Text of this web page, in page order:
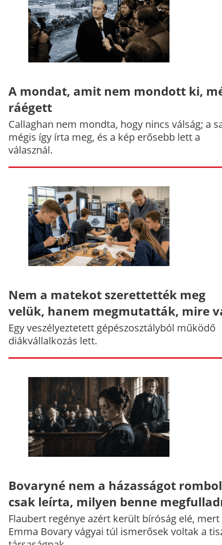
A mondat, amit nem mondott ki,
ráégett
Callaghan nem mondta, hogy nincs válság; a
mégis így írta meg, és a kép erősebb lett a
válasznál.
Nem a matekot szerettették meg
velük, hanem megmutatták, mire
Egy veszélyeztetett gépészosztályból működő
diákvállalkozás lett.
Bovaryné nem a házasságot
csak leírta, milyen benne
Flaubert regénye azért került bíróság elé, mert
Emma Bovary vágyai túl ismerősek voltak a